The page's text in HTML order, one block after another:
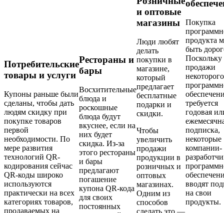
Потребительские
товары и услуги
Купоны раньше были
сделаны, чтобы дать
людям скидку при
покупке товаров
первой
необходимости. По
мере развития
технологий QR-
кодирования сейчас
QR-коды широко
используются
практически на всех
категориях товаров,
продаваемых на
Рестораны и
бары
Восхитительные
блюда и
роскошные
блюда будут
вкуснее, если на
них будет
скидка. Из-за
этого рестораны
и бары
предлагают
погашение
купона QR-кода
для своих
постоянных
и оптовые
магазины
Люди любят
делать
покупки в
магазине,
который
предлагает
бесплатные
подарки и
скидки.
Чтобы
увеличить
продажи
продукции в
розничных и
оптовых
магазинах.
Одним из
способов
Покупка
продукта
быть
Поскольку
продажи
некоторого
требуется
годовая
подписка,
некоторые
компании-
вводят
на свои
продукты.